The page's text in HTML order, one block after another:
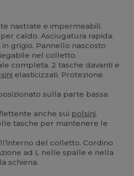
nastrate e impermeabili.
caldo. Asciugatura rapida.
grigio. Pannello nascosto
nel colletto.
completa. 2 tasche davanti e
elasticizzati. Protezione
sulla parte bassa
anche sui polsini.
tasche per mantenere le
del colletto. Cordino
ad L nelle spalle e nella
schiena.